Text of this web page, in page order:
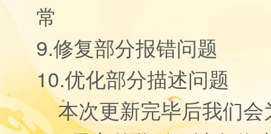
常
9.修复部分报错问题
10.优化部分描述问题
本次更新完毕后我们会